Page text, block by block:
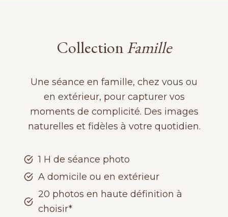
CollectionFamille
Une séance en famille, chez vous ou
en extérieur, pour capturer vos
moments de complicité. Des images
naturelles et fidèles à votre quotidien.
1 H de séance photo
A domicile ou en extérieur
20 photos en haute définition à
choisir*